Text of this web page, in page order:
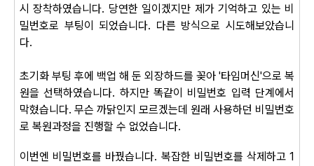
시 장착하였습니다. 당연한 일이겠지만 제가 기억하고 있는 비
밀번호로 부팅이 되었습니다. 다른 방식으로 시도해보았습니
다.
초기화 부팅 후에 백업 해 둔 외장하드를 꽂아 '타임머신'으로 복
원을 선택하였습니다. 하지만 똑같이 비밀번호 입력 단계에서
막혔습니다. 무슨 까닭인지 모르겠는데 원래 사용하던 비밀번호
로 복원과정을 진행할 수 없었습니다.
이번엔 비밀번호를 바꿨습니다. 복잡한 비밀번호를 삭제하고 1